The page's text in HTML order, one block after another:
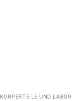
KÖRPERTEILE UND LABOR